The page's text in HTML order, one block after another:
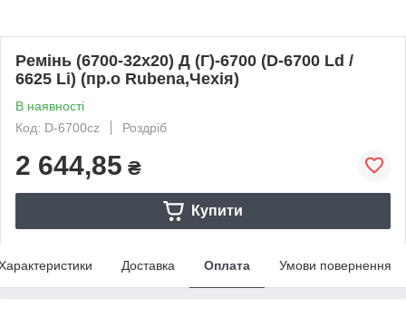
Ремінь (6700-32х20) Д (Г)-6700 (D-6700 Ld /
6625 Li) (пр.о Rubena,Чехія)
В наявності
Код: D-6700cz
Роздріб
2 644,85 ₴
Купити
Доставка Оплата Умови повернення